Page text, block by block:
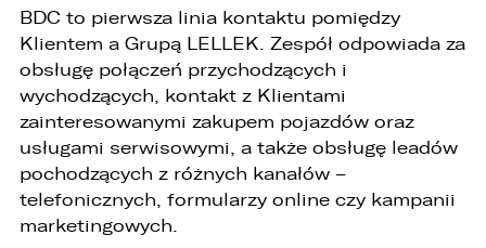
BDC to pierwsza linia kontaktu pomiędzy
Klientem a Grupą LELLEK. Zespół odpowiada za
obsługę połączeń przychodzących i
wychodzących, kontakt z Klientami
zainteresowanymi zakupem pojazdów oraz
usługami serwisowymi, a także obsługę leadów
pochodzących z różnych kanałów –
telefonicznych, formularzy online czy kampanii
marketingowych.
W związku z realizacją wymogów
Rozporządzenia Parlamentu Europejskiego i
Rady (UE) 2016/679 z dnia 27 kwietnia 2016 r. w